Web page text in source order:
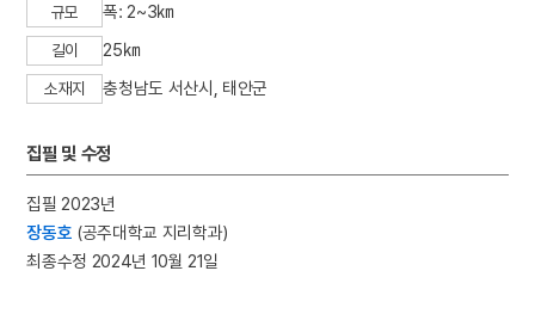
2 신위
3 낙화유수
4
데릴사위
7
8 경북대학교 상주캠퍼스
국방비
규모 폭: 2~3㎞
길이 25㎞
소재지 충청남도 서산시, 태안군
집필 및 수정
집필 2023년
장동호 (공주대학교 지리학과)
최종수정 2024년 10월 21일